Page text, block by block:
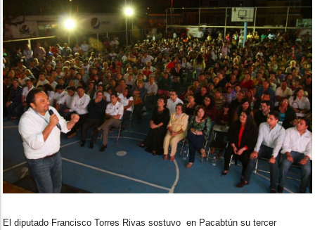
El diputado Francisco Torres Rivas sostuvo en Pacabtún su tercer